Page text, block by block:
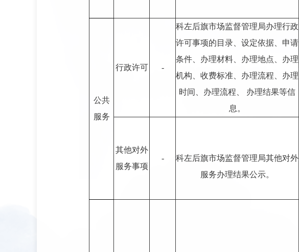
公共
服务
行政许可 -
科左后旗市场监督管理局办理行政
许可事项的目录、设定依据、申请
条件、办理材料、办理地点、办理
机构、收费标准、办理流程、办理
时间、办理流程、 办理结果等信
息。
其他对外
服务事项
-
科左后旗市场监督管理局其他对外
服务办理结果公示。